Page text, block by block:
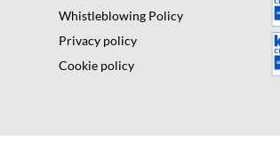
Whistleblowing Policy
Privacy policy
Cookie policy